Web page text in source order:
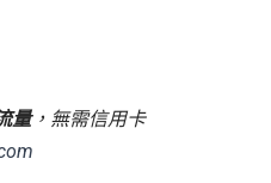
量，無需信用卡